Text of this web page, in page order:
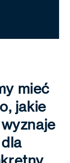
mieć
jakie